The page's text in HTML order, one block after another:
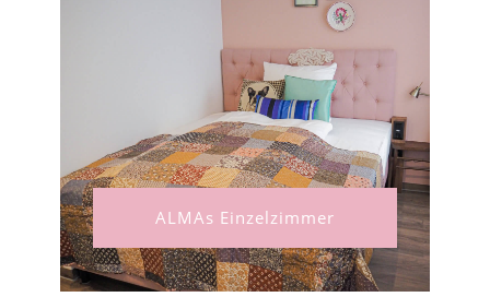
ALMAs Einzelzimmer